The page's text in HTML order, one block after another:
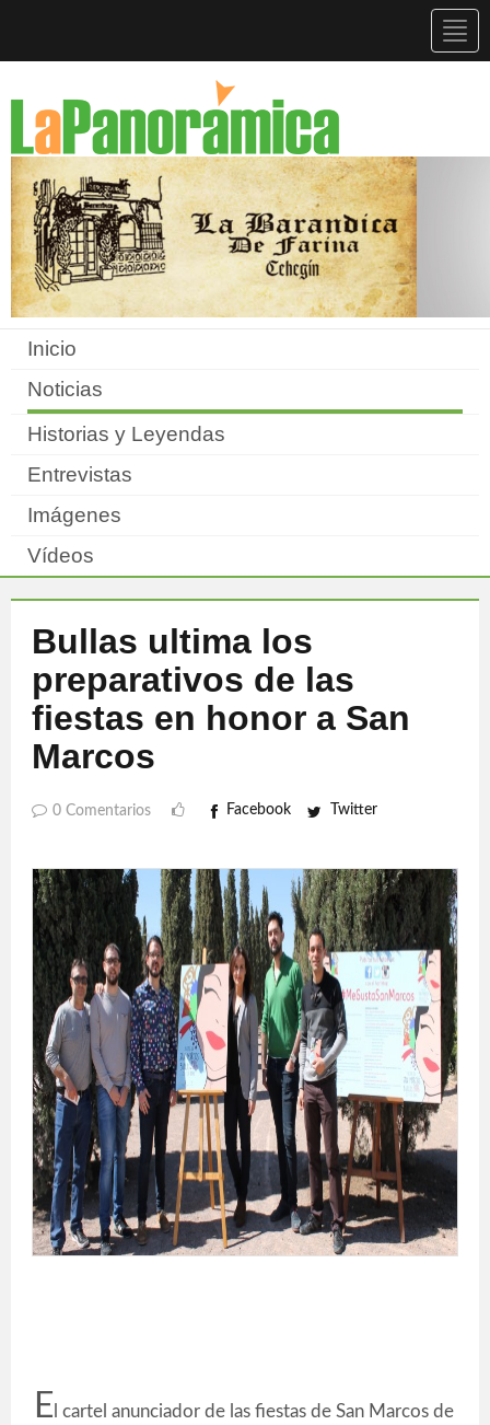
Inicio
Noticias
Historias y Leyendas
Entrevistas
Imágenes
Vídeos
Bullas ultima los
preparativos de las
fiestas en honor a San
Marcos
0 Comentarios Facebook Twitter
E l cartel anunciador de las fiestas de San Marcos de